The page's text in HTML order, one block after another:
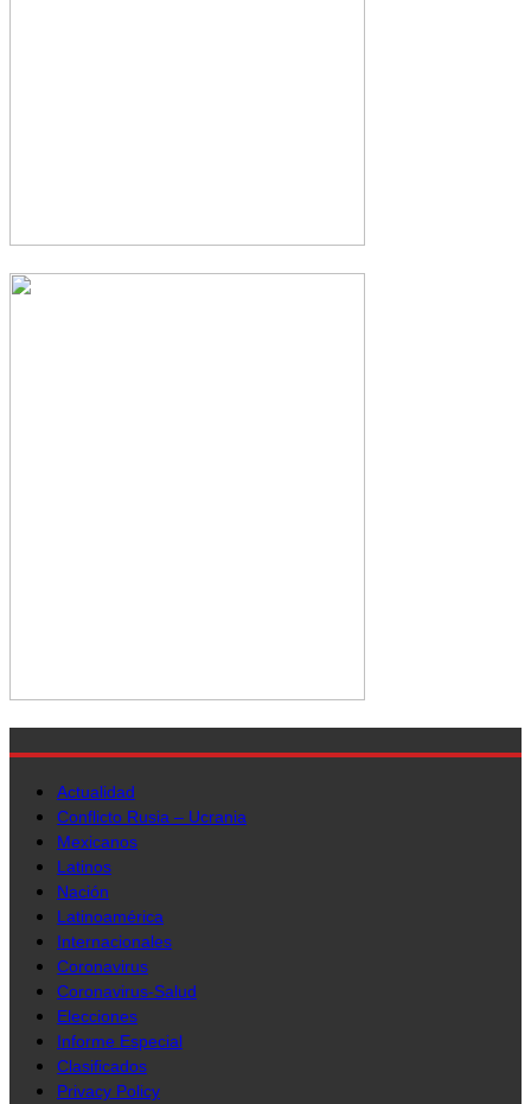
Actualidad
Conflicto Rusia – Ucrania
Mexicanos
Latinos
Nación
Latinoamérica
Internacionales
Coronavirus
Coronavirus-Salud
Elecciones
Informe Especial
Clasificados
Privacy Policy